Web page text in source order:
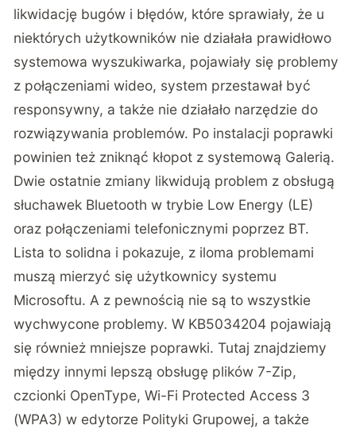
likwidację bugów i błędów, które sprawiały, że u
niektórych użytkowników nie działała prawidłowo
systemowa wyszukiwarka, pojawiały się problemy
z połączeniami wideo, system przestawał być
responsywny, a także nie działało narzędzie do
rozwiązywania problemów. Po instalacji poprawki
powinien też zniknąć kłopot z systemową Galerią.
Dwie ostatnie zmiany likwidują problem z obsługą
słuchawek Bluetooth w trybie Low Energy (LE)
oraz połączeniami telefonicznymi poprzez BT.
Lista to solidna i pokazuje, z iloma problemami
muszą mierzyć się użytkownicy systemu
Microsoftu. A z pewnością nie są to wszystkie
wychwycone problemy. W KB5034204 pojawiają
się również mniejsze poprawki. Tutaj znajdziemy
między innymi lepszą obsługę plików 7-Zip,
czcionki OpenType, Wi-Fi Protected Access 3
(WPA3) w edytorze Polityki Grupowej, a także